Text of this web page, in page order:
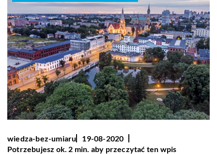
wiedza-bez-umiaru
19-08-2020
Potrzebujesz ok. 2 min. aby przeczytać ten wpis